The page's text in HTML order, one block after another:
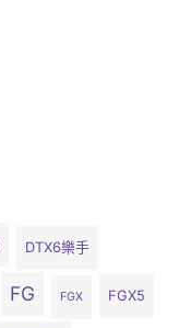
DTX6樂手
FG FGX FGX5